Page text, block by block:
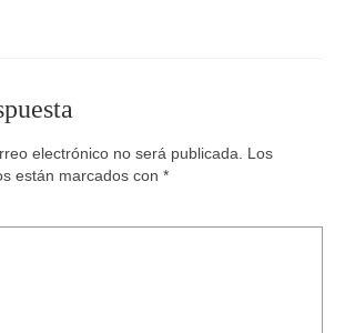
electrónico no será publicada.
Los
están marcados con *